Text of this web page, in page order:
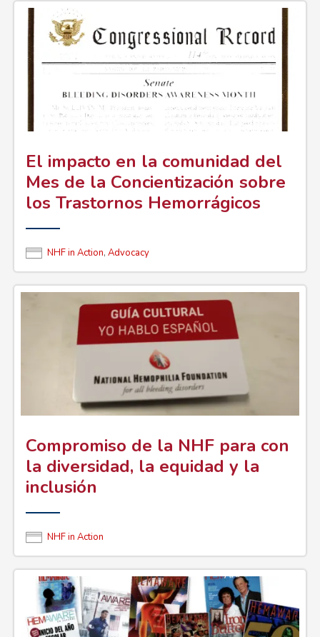
El impacto en la comunidad del
Mes de la Concientización sobre
los Trastornos Hemorrágicos
NHF in Action, Advocacy
Compromiso de la NHF para con
la diversidad, la equidad y la
inclusión
NHF in Action